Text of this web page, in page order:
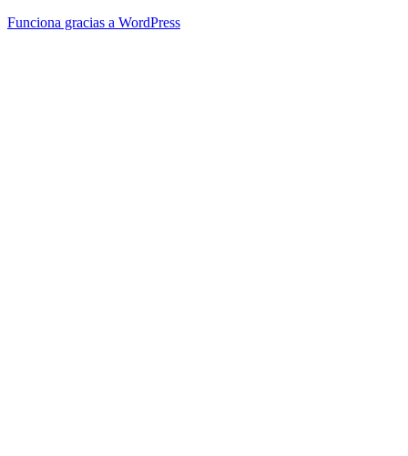
Funciona gracias a WordPress